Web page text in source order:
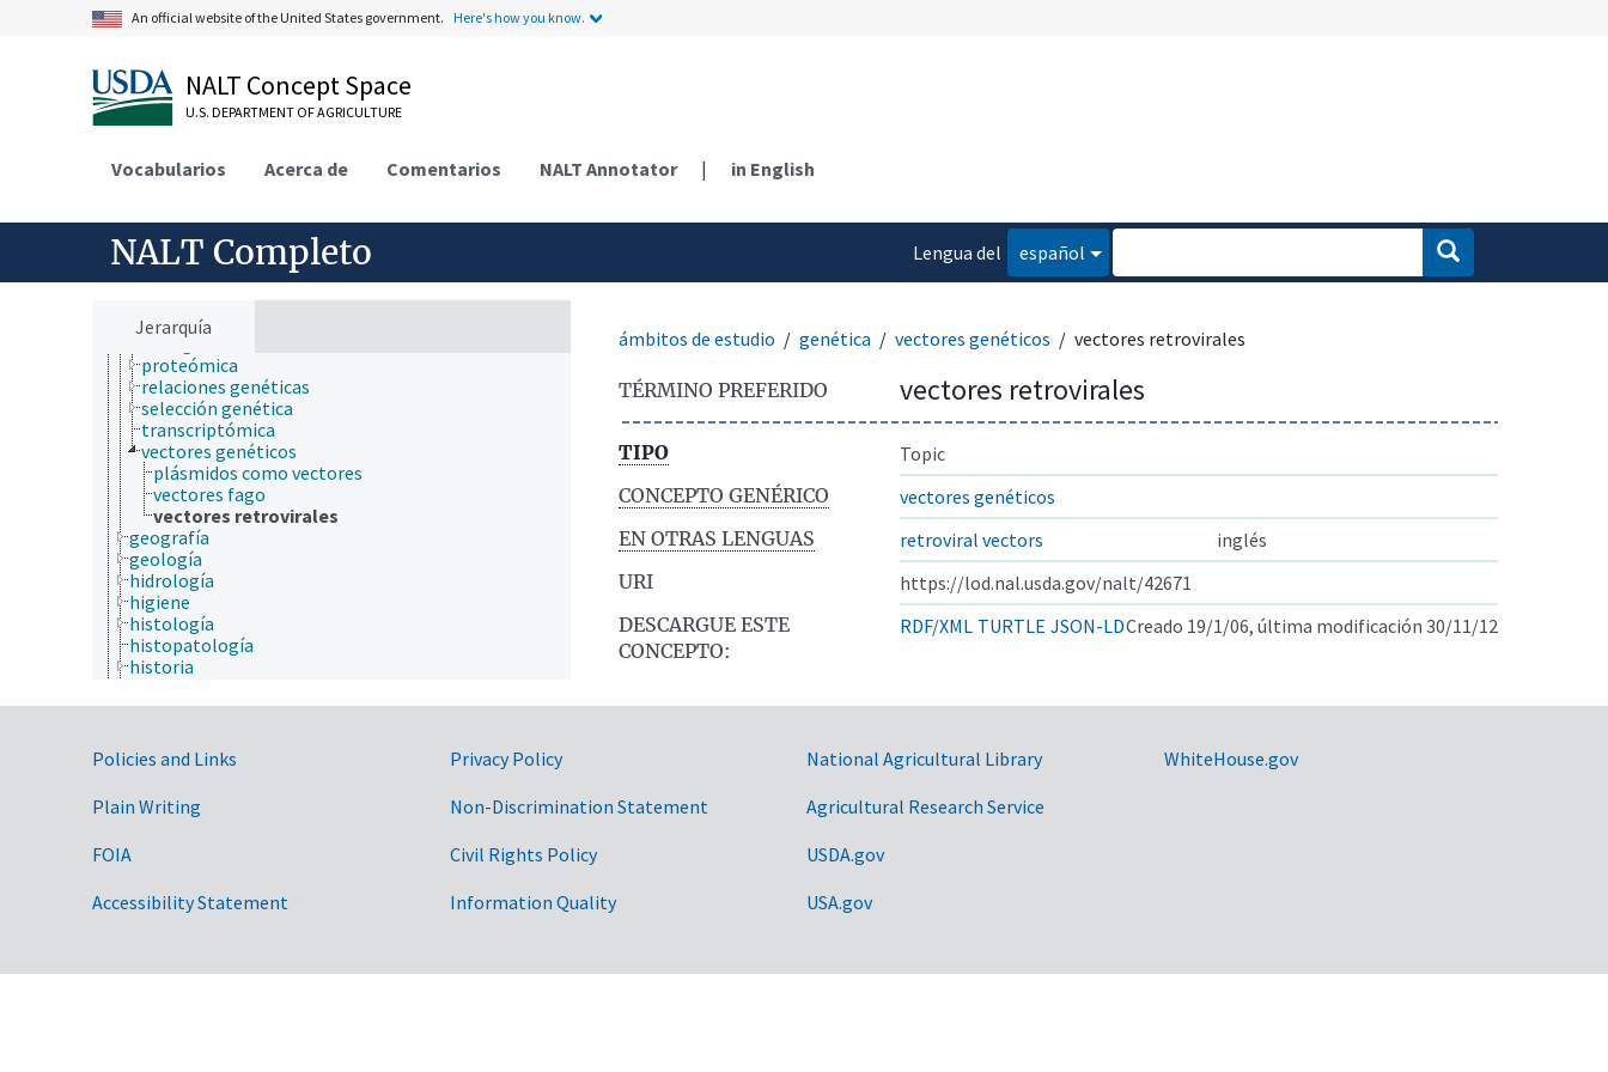
An official website of the United States government. Here's how you know.
NALT Concept Space
U.S. DEPARTMENT OF AGRICULTURE
Vocabularios Acerca de Comentarios NALT Annotator | in English
NALT Completo
Lengua del
español
Jerarquía
fenómica
genética animal
genética cuantitativa
genética de la población
genética humana
genética vegetal
genómica
herencia (genética)
inmunogenética
metabolómicos
nutrigenómica
proteómica
relaciones genéticas
selección genética
transcriptómica
vectores genéticos
plásmidos como vectores
vectores fago
vectores retrovirales
geografía
geología
hidrología
higiene
histología
histopatología
historia
horticultura
inmunología
ionómica
matemáticas y estadística
medicina veterinaria
microbiología
nutrición
ámbitos de estudio genética vectores genéticos vectores retrovirales
TÉRMINO PREFERIDO vectores retrovirales
TIPO
Topic
CONCEPTO GENÉRICO
vectores genéticos
EN OTRAS LENGUAS
retroviral vectors
inglés
URI
https://lod.nal.usda.gov/nalt/42671
DESCARGUE ESTE
CONCEPTO:
RDF/XML TURTLE JSON-LDCreado 19/1/06, última modificación 30/11/12
Government Links
Policies and Links
Plain Writing
FOIA
Accessibility Statement
Privacy Policy
Non-Discrimination Statement
Civil Rights Policy
Information Quality
National Agricultural Library
Agricultural Research Service
USDA.gov
USA.gov
WhiteHouse.gov